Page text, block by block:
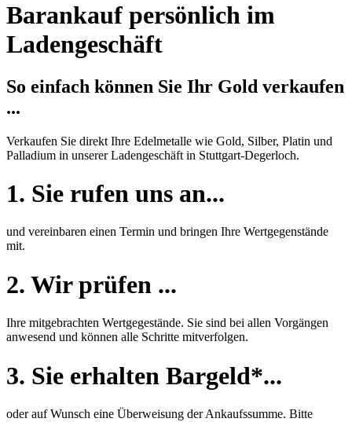
Barankauf persönlich im
Ladengeschäft
So einfach können Sie Ihr Gold verkaufen
...
Verkaufen Sie direkt Ihre Edelmetalle wie Gold, Silber, Platin und
Palladium in unserer Ladengeschäft in Stuttgart-Degerloch.
1. Sie rufen uns an...
und vereinbaren einen Termin und bringen Ihre Wertgegenstände
mit.
2. Wir prüfen ...
Ihre mitgebrachten Wertgegestände. Sie sind bei allen Vorgängen
anwesend und können alle Schritte mitverfolgen.
3. Sie erhalten Bargeld*...
oder auf Wunsch eine Überweisung der Ankaufssumme. Bitte